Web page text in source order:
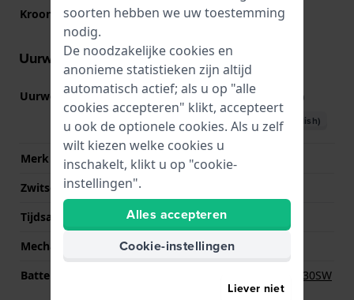
Kroon Trek kroon
Uurwerk informatie
Uurwerk nr. SW-G-T(Bekijk specificaties )
Download handboek (English)
Merk uurwerk
ETA
Zwitsers uurwerk
Tijdsaanduiding
Analoog
Mechanisme
Quartz
Batterij
Renata R390 390 / SR1130SW
/ SG10 Batterij
soorten hebben we uw toestemming
nodig.
De noodzakelijke cookies en
anonieme statistieken zijn altijd
automatisch actief; als u op "alle
cookies accepteren" klikt, accepteert
u ook de optionele cookies. Als u zelf
wilt kiezen welke cookies u
inschakelt, klikt u op "cookie-
instellingen".
Alles accepteren
Cookie-instellingen
Liever niet